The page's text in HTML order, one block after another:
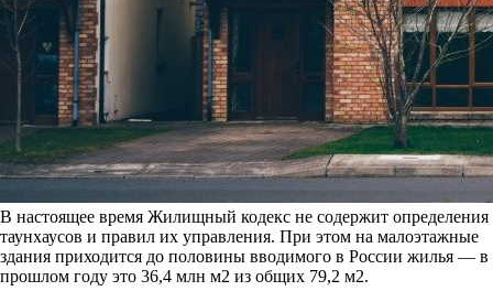
В настоящее время Жилищный кодекс не содержит определения
таунхаусов и правил их управления. При этом на малоэтажные
здания приходится до половины вводимого в России жилья — в
прошлом году это 36,4 млн м2 из общих 79,2 м2.